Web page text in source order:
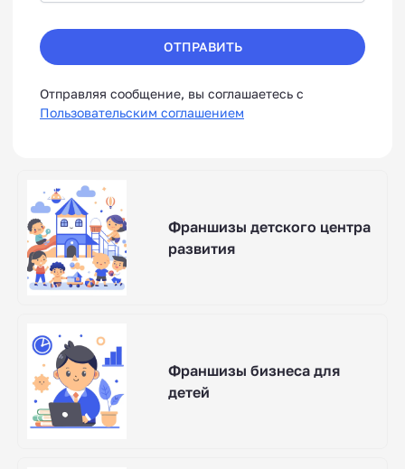
ОТПРАВИТЬ
Отправляя сообщение, вы соглашаетесь с
Пользовательским соглашением
Франшизы детского центра
развития
Франшизы бизнеса для
детей